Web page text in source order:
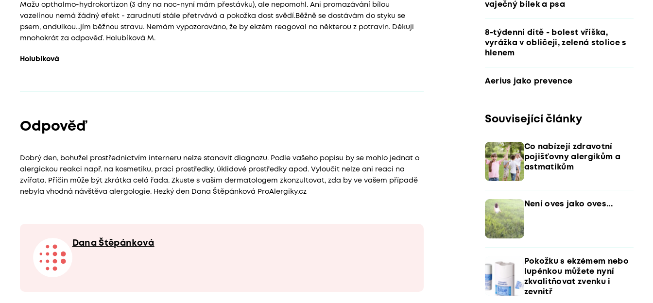
Mažu opthalmo-hydrokortizon (3 dny na noc-nyní mám přestávku), ale nepomohl. Ani promazávání bílou
vazelínou nemá žádný efekt - zarudnutí stále přetrvává a pokožka dost svědí.Běžně se dostávám do styku se
psem, andulkou...jím běžnou stravu. Nemám vypozorováno, že by ekzém reagoval na některou z potravin. Děkuji
mnohokrát za odpověď. Holubíková M.
Holubíková
Odpověď
Dobrý den, bohužel prostřednictvím interneru nelze stanovit diagnozu. Podle vašeho popisu by se mohlo jednat o
alergickou reakci např. na kosmetiku, prací prostředky, úklidové prostředky apod. Vyloučit nelze ani reaci na
zvířata. Příčin může být zkrátka celá řada. Zkuste s vaším dermatologem zkonzultovat, zda by ve vašem případě
nebyla vhodná návštěva alergologie. Hezký den Dana Štěpánková ProAlergiky.cz
Dana Štěpánková
vaječný bílek a psa
8-týdenní dítě - bolest vříška,
vyrážka v obličeji, zelená stolice s
hlenem
Aerius jako prevence
Související články
Co nabízejí zdravotní
pojišťovny alergikům a
astmatikům
Není oves jako oves...
Pokožku s ekzémem nebo
lupénkou můžete nyní
zkvalitňovat zvenku i
zevnitř